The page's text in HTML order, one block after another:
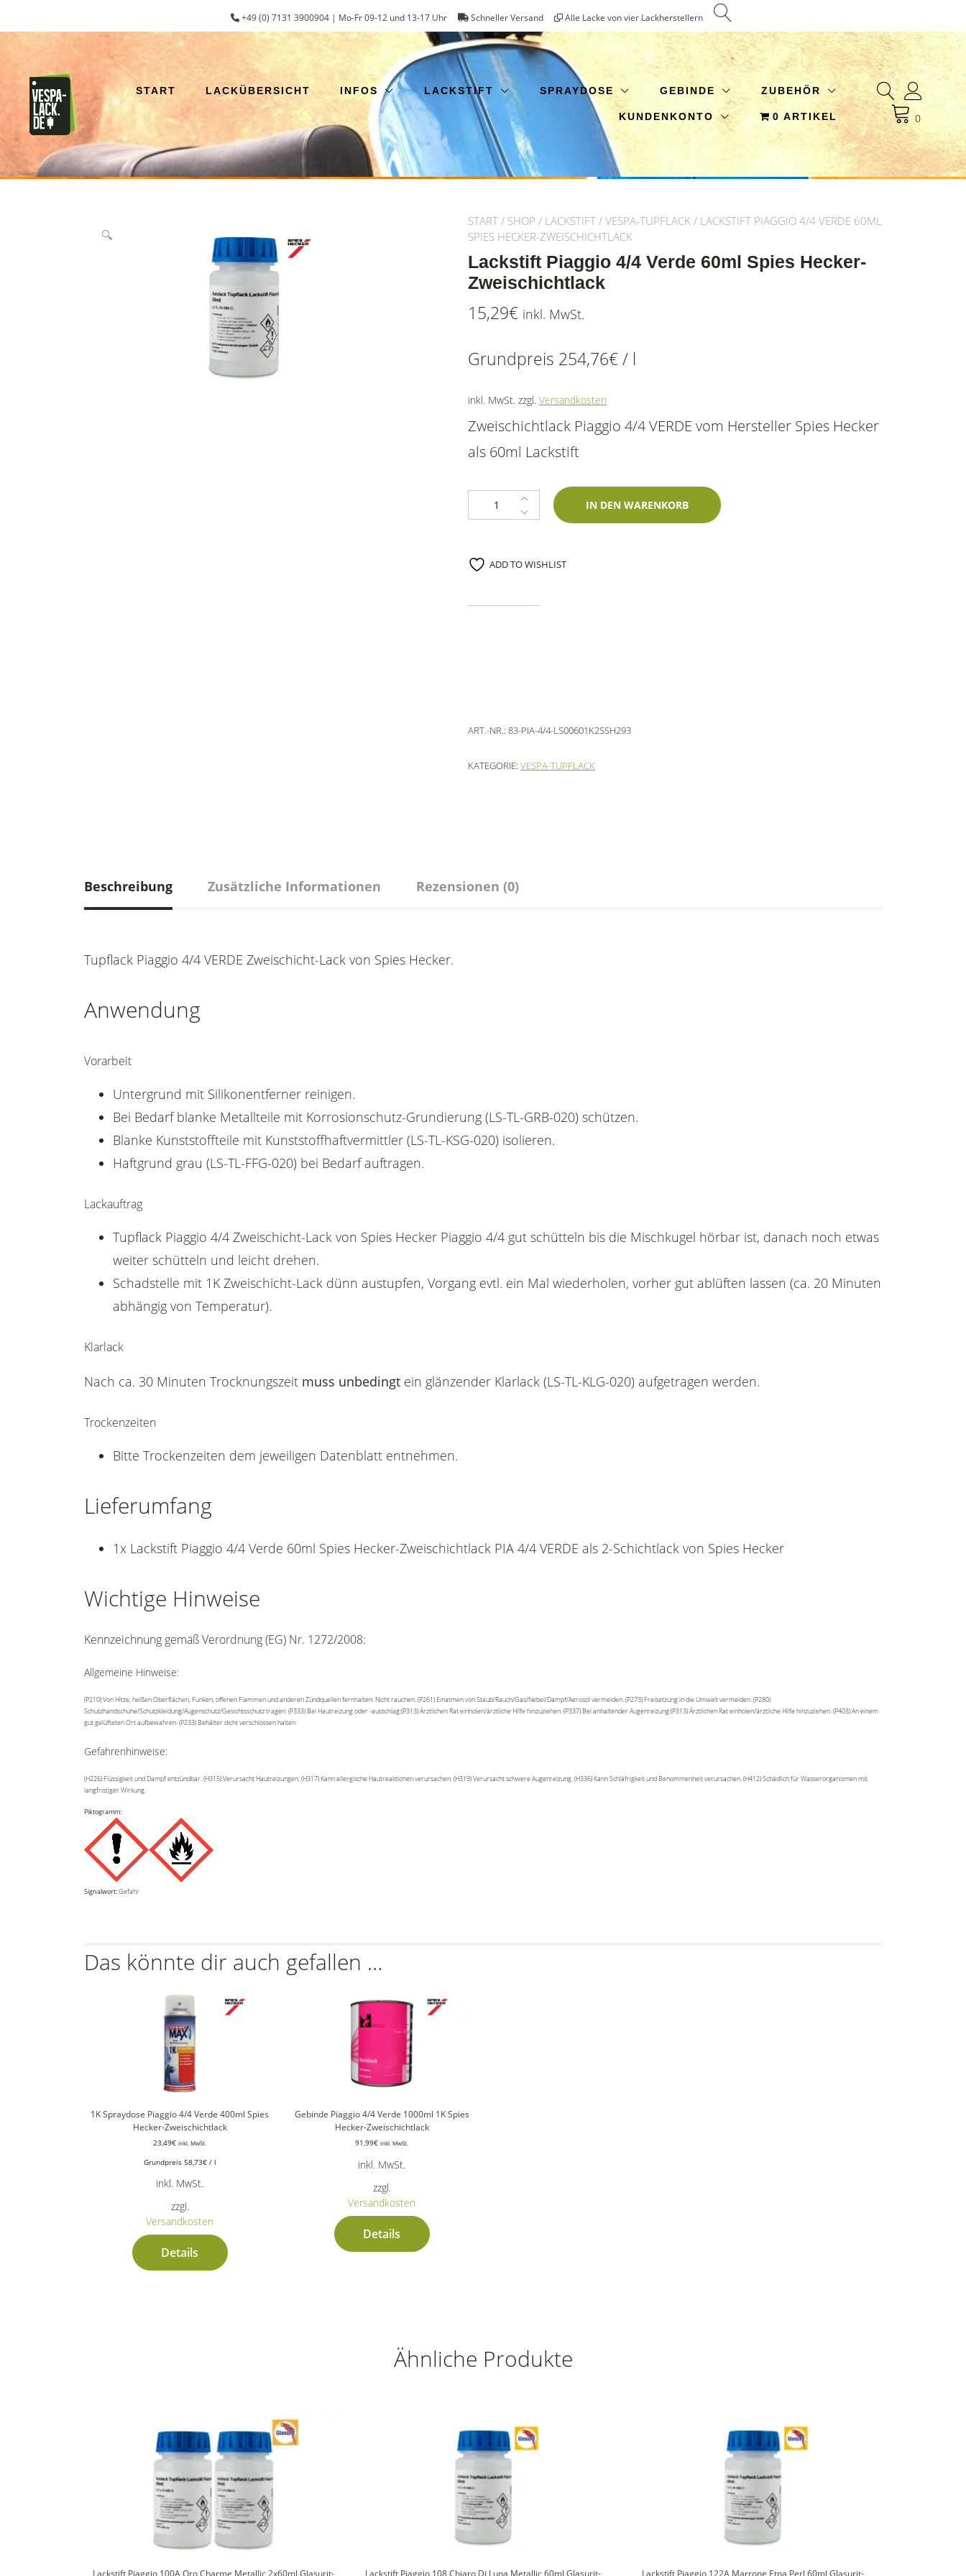
+49 (0) 7131 3900904 | Mo-Fr 09-12 und 13-17 Uhr Schneller Versand Alle Lacke von vier Lackherstellern
START LACKÜBERSICHT INFOS LACKSTIFT SPRAYDOSE GEBINDE ZUBEHÖR
KUNDENKONTO 0 ARTIKEL 0
🔍
START / SHOP / LACKSTIFT / VESPA-TUPFLACK / LACKSTIFT PIAGGIO 4/4 VERDE 60ML
SPIES HECKER-ZWEISCHICHTLACK
Lackstift Piaggio 4/4 Verde 60ml Spies Hecker-
Zweischichtlack
15,29€ inkl. MwSt.
Grundpreis 254,76€/ l
inkl. MwSt. zzgl. Versandkosten
Zweischichtlack Piaggio 4/4 VERDE vom Hersteller Spies Hecker
als 60ml Lackstift
Lackstift Piaggio 4/4 Verde 60ml Spies Hecker-Zweischichtlack Menge
IN DEN WARENKORB
ADD TO WISHLIST
ART.-NR.: 83-PIA-4/4-LS00601K2SSH293
KATEGORIE: VESPA-TUPFLACK
Beschreibung Zusätzliche Informationen Rezensionen (0)
Tupflack Piaggio 4/4 VERDE Zweischicht-Lack von Spies Hecker.
Anwendung
Vorarbeit
Untergrund mit Silikonentferner reinigen.
Bei Bedarf blanke Metallteile mit Korrosionschutz-Grundierung (LS-TL-GRB-020) schützen.
Blanke Kunststoffteile mit Kunststoffhaftvermittler (LS-TL-KSG-020) isolieren.
Haftgrund grau (LS-TL-FFG-020) bei Bedarf auftragen.
Lackauftrag
Tupflack Piaggio 4/4 Zweischicht-Lack von Spies Hecker Piaggio 4/4 gut schütteln bis die Mischkugel hörbar ist, danach noch etwas
weiter schütteln und leicht drehen.
Schadstelle mit 1K Zweischicht-Lack dünn austupfen, Vorgang evtl. ein Mal wiederholen, vorher gut ablüften lassen (ca. 20 Minuten
abhängig von Temperatur).
Klarlack
Nach ca. 30 Minuten Trocknungszeit muss unbedingt ein glänzender Klarlack (LS-TL-KLG-020) aufgetragen werden.
Trockenzeiten
Bitte Trockenzeiten dem jeweiligen Datenblatt entnehmen.
Lieferumfang
1x Lackstift Piaggio 4/4 Verde 60ml Spies Hecker-Zweischichtlack PIA 4/4 VERDE als 2-Schichtlack von Spies Hecker
Wichtige Hinweise
Kennzeichnung gemäß Verordnung (EG) Nr. 1272/2008:
Allgemeine Hinweise:
(P210) Von Hitze, heißen Oberflächen, Funken, offenen Flammen und anderen Zündquellen fernhalten. Nicht rauchen. (P261) Einatmen von Staub/Rauch/Gas/Nebel/Dampf/Aerosol vermeiden. (P273) Freisetzung in die Umwelt vermeiden. (P280)
Schutzhandschuhe/Schutzkleidung/Augenschutz/Gesichtsschutz tragen. (P333) Bei Hautreizung oder -ausschlag:(P313) Ärztlichen Rat einholen/ärztliche Hilfe hinzuziehen. (P337) Bei anhaltender Augenreizung:(P313) Ärztlichen Rat einholen/ärztliche Hilfe hinzuziehen. (P403) An einem
gut gelüfteten Ort aufbewahren. (P233) Behälter dicht verschlossen halten.
Gefahrenhinweise:
(H226) Flüssigkeit und Dampf entzündbar. (H315) Verursacht Hautreizungen. (H317) Kann allergische Hautreaktionen verursachen. (H319) Verursacht schwere Augenreizung. (H336) Kann Schläfrigkeit und Benommenheit verursachen. (H412) Schädlich für Wasserorganismen mit
langfristiger Wirkung.
Piktogramm:
Signalwort:Gefahr
Das könnte dir auch gefallen …
1K Spraydose Piaggio 4/4 Verde 400ml Spies
Hecker-Zweischichtlack
23,49€ inkl. MwSt.
Grundpreis 58,73€/ l
inkl. MwSt.
zzgl.
Versandkosten
Details
Gebinde Piaggio 4/4 Verde 1000ml 1K Spies
Hecker-Zweischichtlack
91,99€ inkl. MwSt.
inkl. MwSt.
zzgl.
Versandkosten
Details
Ähnliche Produkte
Lackstift Piaggio 100A Oro Charme Metallic 2x60ml Glasurit- Lackstift Piaggio 108 Chiaro Di Luna Metallic 60ml Glasurit- Lackstift Piaggio 122A Marrone Etna Perl 60ml Glasurit-